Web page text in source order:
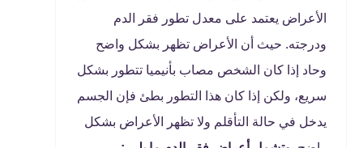
الأعراض يعتمد على معدل تطور فقر الدم
ودرجته. حيث أن الأعراض تظهر بشكل واضح
وحاد إذا كان الشخص مصاب بأنيميا تتطور بشكل
سريع، ولكن إذا كان هذا التطور بطئ فإن الجسم
يدخل في حالة التأقلم ولا تظهر الأعراض بشكل